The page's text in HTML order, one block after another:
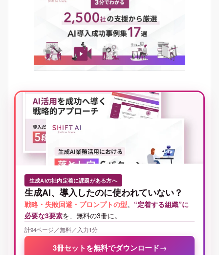
生成AIの社内定着に課題がある方へ
生成AI、導入したのに使われていない？
戦略・失敗回避・プロンプトの型。 “定着する組織”に
必要な3要素を、無料の3冊に。
計94ページ／無料／入力1分
3冊セットを無料でダウンロード→